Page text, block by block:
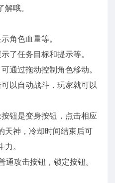
哦。
角色血量等。
了任务目标和提示等。
通过拖动控制角色移动。
以自动战斗，玩家就可以
钮是变身按钮，点击相应
天神，冷却时间结束后可
。
攻击按钮，锁定按钮。